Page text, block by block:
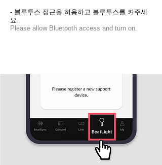
- 블루투스 접근을 허용하고 블루투스를 켜주세
요.
Please allow Bluetooth access and turn on.